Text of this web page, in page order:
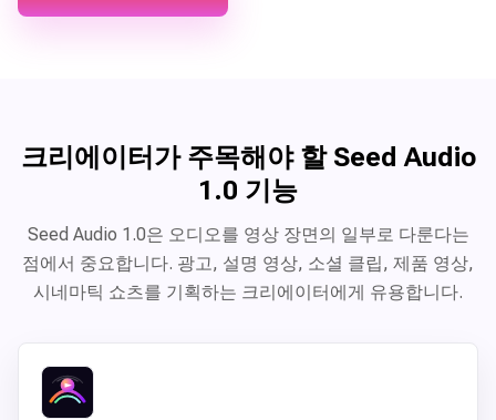
크리에이터가 주목해야 할 Seed Audio
1.0 기능
Seed Audio 1.0은 오디오를 영상 장면의 일부로 다룬다는
점에서 중요합니다. 광고, 설명 영상, 소셜 클립, 제품 영상,
시네마틱 쇼츠를 기획하는 크리에이터에게 유용합니다.